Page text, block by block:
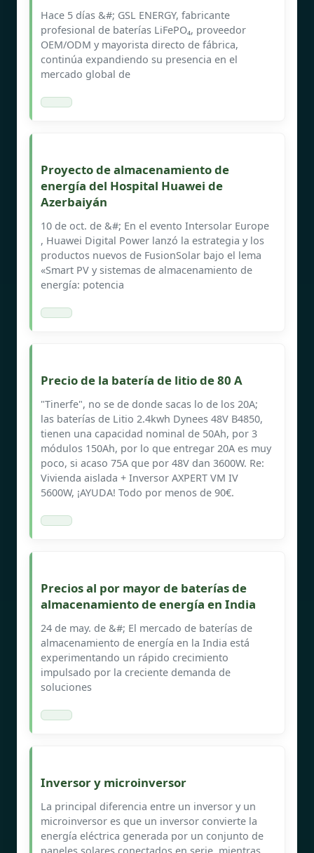
Hace 5 días &#; GSL ENERGY, fabricante
profesional de baterías LiFePO₄, proveedor
OEM/ODM y mayorista directo de fábrica,
continúa expandiendo su presencia en el
mercado global de
Proyecto de almacenamiento de
energía del Hospital Huawei de
Azerbaiyán
10 de oct. de &#; En el evento Intersolar Europe
, Huawei Digital Power lanzó la estrategia y los
productos nuevos de FusionSolar bajo el lema
«Smart PV y sistemas de almacenamiento de
energía: potencia
Precio de la batería de litio de 80 A
"Tinerfe", no se de donde sacas lo de los 20A;
las baterías de Litio 2.4kwh Dynees 48V B4850,
tienen una capacidad nominal de 50Ah, por 3
módulos 150Ah, por lo que entregar 20A es muy
poco, si acaso 75A que por 48V dan 3600W. Re:
Vivienda aislada + Inversor AXPERT VM IV
5600W, ¡AYUDA! Todo por menos de 90€.
Precios al por mayor de baterías de
almacenamiento de energía en India
24 de may. de &#; El mercado de baterías de
almacenamiento de energía en la India está
experimentando un rápido crecimiento
impulsado por la creciente demanda de
soluciones
Inversor y microinversor
La principal diferencia entre un inversor y un
microinversor es que un inversor convierte la
energía eléctrica generada por un conjunto de